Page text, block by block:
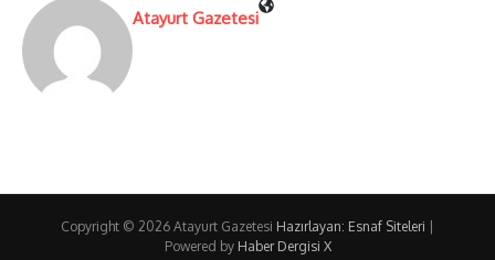
Atayurt Gazetesi
Copyright © 2026 Atayurt Gazetesi Hazırlayan: Esnaf Siteleri
Powered by Haber Dergisi X